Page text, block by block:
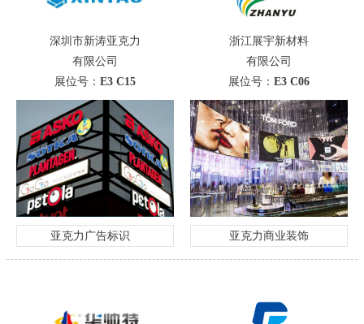
深圳市新涛亚克力
有限公司
展位号： E3 C15
浙江展宇新材料
有限公司
展位号：E3 C06
亚克力广告标识 亚克力商业装饰